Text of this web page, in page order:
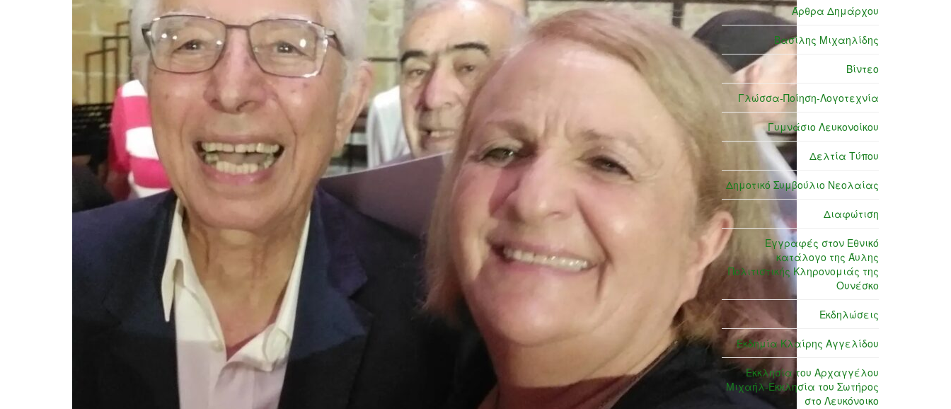
Άρθρα Δημάρχου
Βασίλης Μιχαηλίδης
Βίντεο
Γλώσσα-Ποίηση-Λογοτεχνία
Γυμνάσιο Λευκονοίκου
Δελτία Τύπου
Δημοτικό Συμβούλιο Νεολαίας
Διαφώτιση
Εγγραφές στον Εθνικό
κατάλογο της Άυλης
Πολιτιστικής Κληρονομιάς της
Ουνέσκο
Εκδηλώσεις
Εκδημία Κλαίρης Αγγελίδου
Εκκλησία του Αρχαγγέλου
Μιχαήλ-Εκκλησία του Σωτήρος
στο Λευκόνοικο